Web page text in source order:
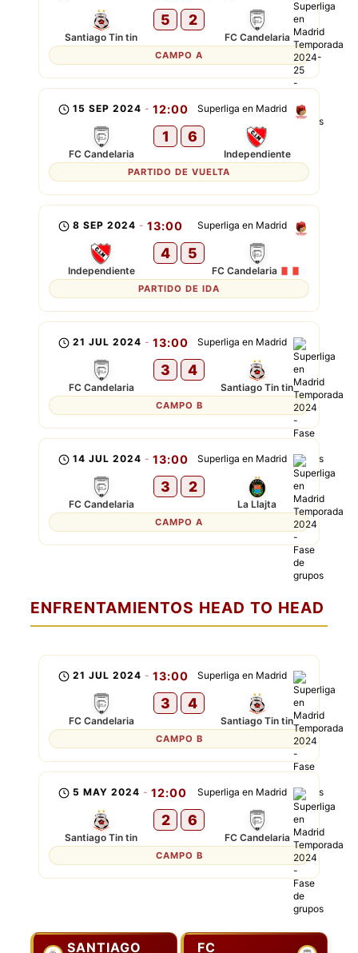
Santiago Tin tin
5 2
FC Candelaria
CAMPO A
Superliga en Madrid
15 SEP 2024 - 12:00
FC Candelaria
1 6
Independiente
PARTIDO DE VUELTA
Superliga en Madrid
8 SEP 2024 - 13:00
Independiente
4 5
FC Candelaria
PARTIDO DE IDA
Superliga en Madrid
21 JUL 2024 - 13:00
FC Candelaria
3 4
Santiago Tin tin
CAMPO B
Superliga en Madrid
14 JUL 2024 - 13:00
FC Candelaria
3 2
La Llajta
CAMPO A
ENFRENTAMIENTOS HEAD TO HEAD
Superliga en Madrid
21 JUL 2024 - 13:00
FC Candelaria
3 4
Santiago Tin tin
CAMPO B
Superliga en Madrid
5 MAY 2024 - 12:00
Santiago Tin tin
2 6
FC Candelaria
CAMPO B
SANTIAGO
FC